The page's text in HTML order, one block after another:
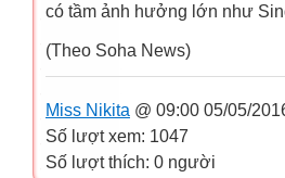
có tầm ảnh hưởng lớn như
(Theo Soha News)
Miss Nikita @ 09:00 05/05/
Số lượt xem: 1047
Số lượt thích: 0 người